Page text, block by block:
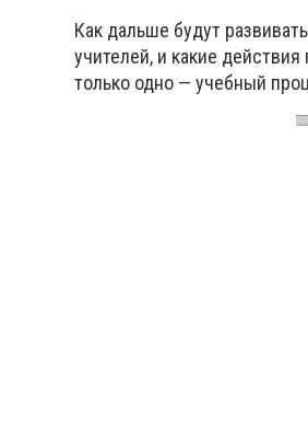
Как дальше будут
учителей, и какие
только одно — учебный